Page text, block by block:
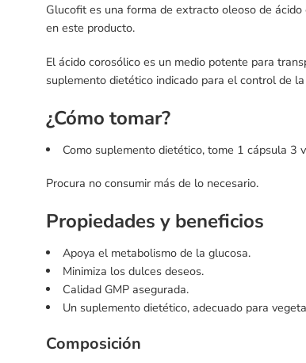
Glucofit es una forma de extracto oleoso de
en este producto.
El ácido corosólico es un medio potente para
suplemento dietético indicado para el control de
¿Cómo tomar?
Como suplemento dietético, tome 1 cápsula 3
Procura no consumir más de lo necesario.
Propiedades y beneficios
Apoya el metabolismo de la glucosa.
Minimiza los dulces deseos.
Calidad GMP asegurada.
Un suplemento dietético, adecuado para
Composición